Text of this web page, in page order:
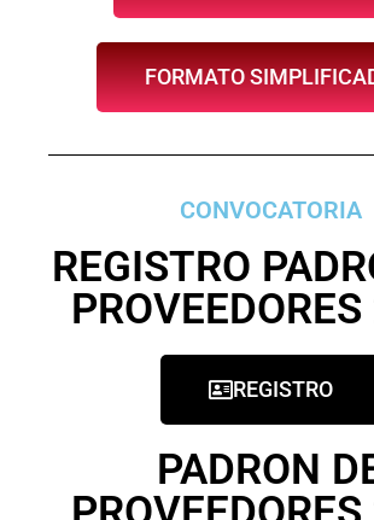
FORMATO
CONVOCATORIA
REGISTRO
REGISTRO
PADRON